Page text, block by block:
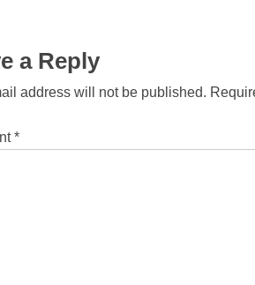
a Reply
address will not be published.
*